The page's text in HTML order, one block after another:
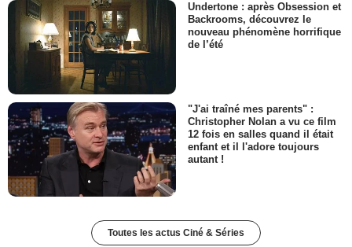
Undertone : après Obsession et
Backrooms, découvrez le
nouveau phénomène horrifique
de l’été
"J'ai traîné mes parents" :
Christopher Nolan a vu ce film
12 fois en salles quand il était
enfant et il l'adore toujours
autant !
Toutes les actus Ciné & Séries